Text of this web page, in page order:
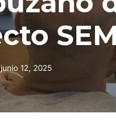
junio 12, 2025